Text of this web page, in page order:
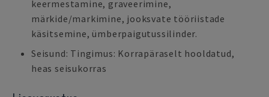
keermestamine, graveerimine,
märkide/markimine, jooksvate tööriistade
käsitsemine, ümberpaigutussilinder.
Seisund: Tingimus: Korrapäraselt hooldatud,
heas seisukorras